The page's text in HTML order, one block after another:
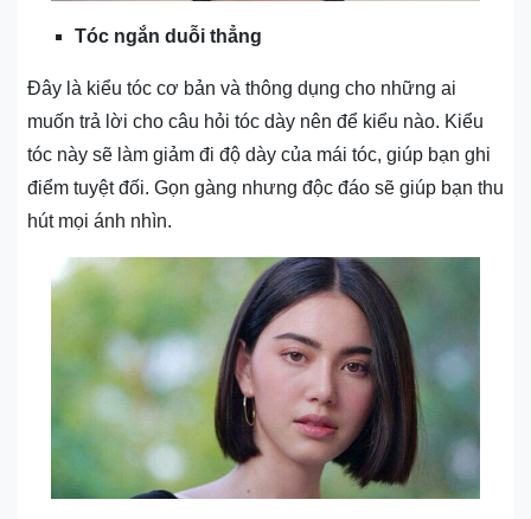
Tóc ngắn duỗi thẳng
Đây là kiểu tóc cơ bản và thông dụng cho những ai
muốn trả lời cho câu hỏi tóc dày nên để kiểu nào. Kiểu
tóc này sẽ làm giảm đi độ dày của mái tóc, giúp bạn ghi
điểm tuyệt đối. Gọn gàng nhưng độc đáo sẽ giúp bạn thu
hút mọi ánh nhìn.